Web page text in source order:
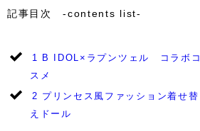
記事目次 -contents list-
1 B IDOL×ラプンツェル コラボコ
スメ
2 プリンセス風ファッション着せ替
えドール